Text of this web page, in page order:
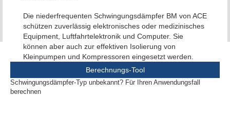
Die niederfrequenten Schwingungsdämpfer BM von ACE
schützen zuverlässig elektronisches oder medizinisches
Equipment, Luftfahrtelektronik und Computer. Sie
können aber auch zur effektiven Isolierung von
Kleinpumpen und Kompressoren eingesetzt werden.
Berechnungs-Tool
Schwingungsdämpfer-Typ unbekannt? Für Ihren Anwendungsfall
berechnen